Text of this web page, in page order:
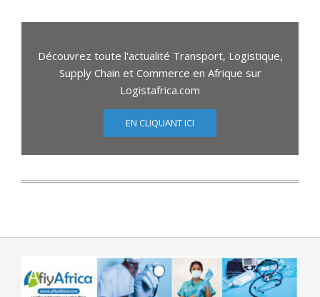
Découvrez toute l'actualité Transport, Logistique,
Supply Chain et Commerce en Afrique sur
Logistafrica.com
EN CLIQUANT ICI